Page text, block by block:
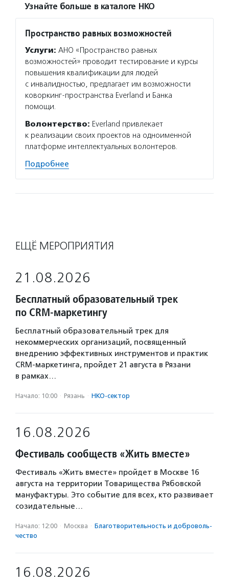
Узнайте больше в каталоге НКО
Пространство равных возможностей
Услуги: АНО «Пространство равных
возможностей» проводит тестирование и курсы
повышения квалификации для людей
с инвалидностью, предлагает им возможности
коворкинг-пространства Everland и Банка
помощи.
Волонтерство: Everland привлекает
к реализации своих проектов на одноименной
платформе интеллектуальных волонтеров.
Подробнее
ЕЩЁ МЕРОПРИЯТИЯ
21.08.2026
Бесплатный образовательный трек
по CRM-маркетингу
Бесплатный образовательный трек для
некоммерческих организаций, посвященный
внедрению эффективных инструментов и практик
CRM-маркетинга, пройдет 21 августа в Рязани
в рамках…
Начало: 10:00 · Рязань · НКО-сектор
16.08.2026
Фестиваль сообществ «Жить вместе»
Фестиваль «Жить вместе» пройдет в Москве 16
августа на территории Товарищества Рябовской
мануфактуры. Это событие для всех, кто развивает
созидательные…
Начало: 12:00 · Москва · Благотвори­тель­ность и доброволь­
чест­во
16.08.2026